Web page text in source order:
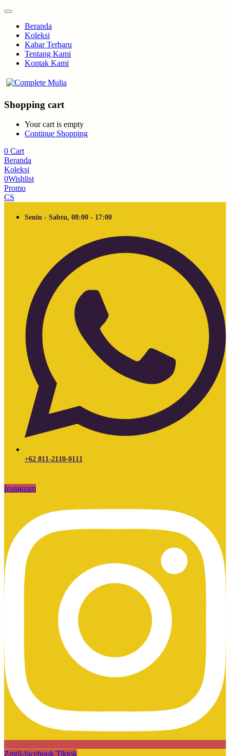
Beranda
Koleksi
Kabar Terbaru
Tentang Kami
Kontak Kami
Shopping cart
Your cart is empty
Continue Shopping
0 Cart
Beranda
Koleksi
0Wishlist
Promo
CS
Senin - Sabtu, 08:00 - 17:00
+62 811-2110-0111
Instagram
Zmdi-facebook Tiktok